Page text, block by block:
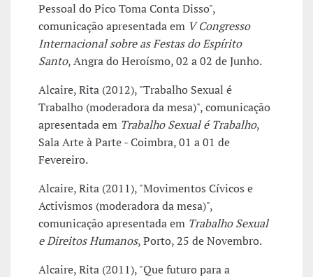
Pessoal do Pico Toma Conta Disso",
comunicação apresentada em V Congresso
Internacional sobre as Festas do Espírito
Santo, Angra do Heroísmo, 02 a 02 de Junho.
Alcaire, Rita (2012), "Trabalho Sexual é
Trabalho (moderadora da mesa)", comunicação
apresentada em Trabalho Sexual é Trabalho,
Sala Arte à Parte - Coimbra, 01 a 01 de
Fevereiro.
Alcaire, Rita (2011), "Movimentos Cívicos e
Activismos (moderadora da mesa)",
comunicação apresentada em Trabalho Sexual
e Direitos Humanos, Porto, 25 de Novembro.
Alcaire, Rita (2011), "Que futuro para a